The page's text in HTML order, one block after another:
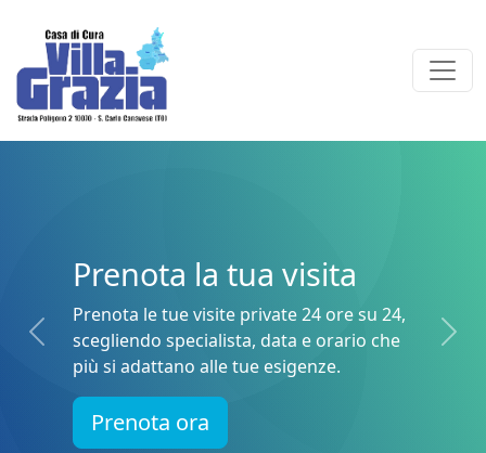
la tua visita
le tue visite private 24 ore su 24,
specialista, data e orario che
alle tue esigenze.
tuo
Precedente